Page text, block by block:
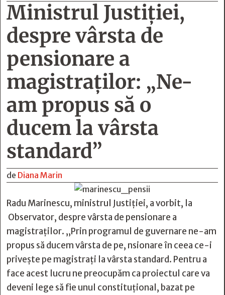
Ministrul Justiţiei,
despre vârsta de
pensionare a
magistraţilor: „Ne-
am propus să o
ducem la vârsta
standard”
de Diana Marin
Radu Marinescu, ministrul Justiţiei, a vorbit, la
Observator, despre vârsta de pensionare a
magistraţilor. „Prin programul de guvernare ne-am
propus să ducem vârsta de pe, nsionare în ceea ce-i
priveşte pe magistraţi la vârsta standard. Pentru a
face acest lucru ne preocupăm ca proiectul care va
deveni lege să fie unul constituţional, bazat pe